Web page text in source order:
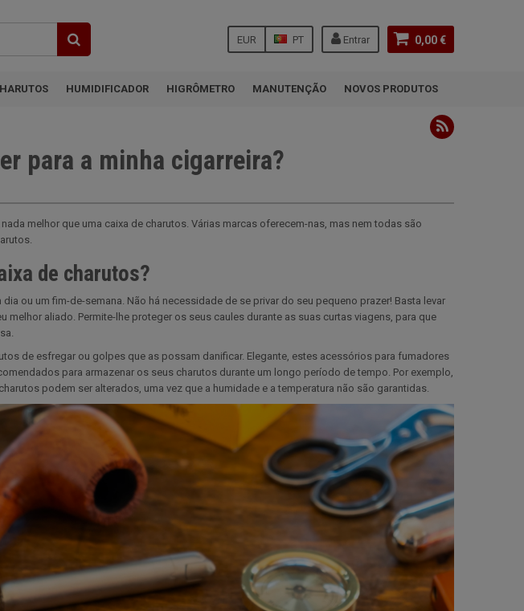
0,00 €
Entrar
PT
EUR
HUMIDIFICADOR HIGRÔMETRO MANUTENÇÃO NOVOS PRODUTOS
para a minha cigarreira?
melhor que uma caixa de charutos. Várias marcas oferecem-nas, mas nem todas são
de charutos?
ou um fim-de-semana. Não há necessidade de se privar do seu pequeno prazer! Basta levar
melhor aliado. Permite-lhe proteger os seus caules durante as suas curtas viagens, para que
de esfregar ou golpes que as possam danificar. Elegante, estes acessórios para fumadores
para armazenar os seus charutos durante um longo período de tempo. Por exemplo,
podem ser alterados, uma vez que a humidade e a temperatura não são garantidas.